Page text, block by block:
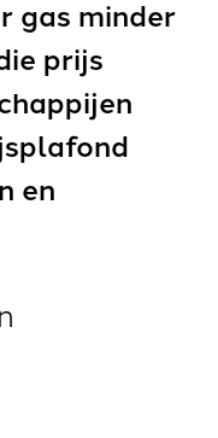
gas minder
prijs
en